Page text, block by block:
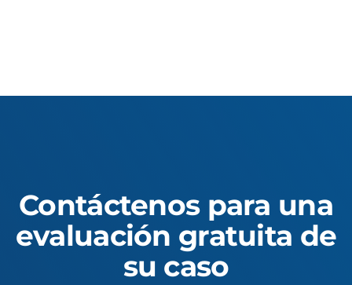
Contáctenos para una
evaluación gratuita de
su caso